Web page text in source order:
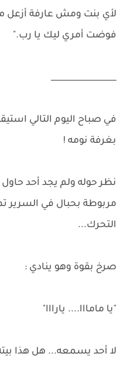
لأي بنت ومش عارفة أزعل
فوضت أمري ليك يا رب."
________________
في صباح اليوم التالي
بغرفة نومه !
نظر حوله ولم يجد أحد
مربوطة بحبال في السرير
التحرك...
صرخ بقوة وهو ينادي :
"يا مامااا.... يارااا"
لا أحد يسمعه... هل هذا